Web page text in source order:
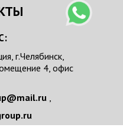
г.Челябинск,
4, офис
,